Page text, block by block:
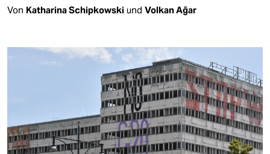
Von Katharina Schipkowski und Volkan Ağar